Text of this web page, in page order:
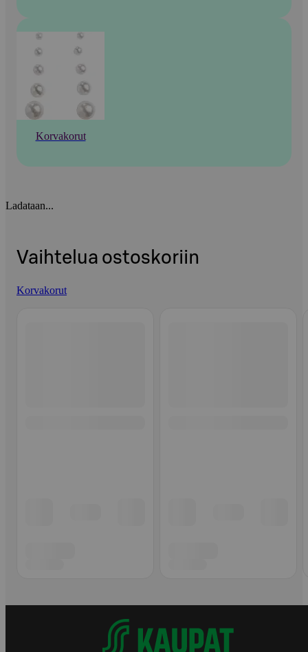
Korvakorut
Ladataan...
Vaihtelua ostoskoriin
Korvakorut